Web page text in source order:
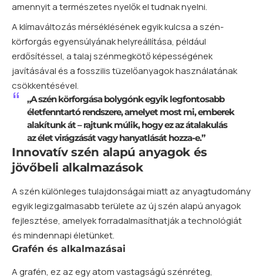
amennyit a természetes nyelők el tudnak nyelni.
A klímaváltozás mérséklésének egyik kulcsa a szén-
körforgás egyensúlyának helyreállítása, például
erdősítéssel, a talaj szénmegkötő képességének
javításával és a fosszilis tüzelőanyagok használatának
csökkentésével.
„A szén körforgása bolygónk egyik legfontosabb
életfenntartó rendszere, amelyet most mi, emberek
alakítunk át – rajtunk múlik, hogy ez az átalakulás
az élet virágzását vagy hanyatlását hozza-e.”
Innovatív szén alapú anyagok és
jövőbeli alkalmazások
A szén különleges tulajdonságai miatt az anyagtudomány
egyik legizgalmasabb területe az új szén alapú anyagok
fejlesztése, amelyek forradalmasíthatják a technológiát
és mindennapi életünket.
Grafén és alkalmazásai
A grafén, ez az egy atom vastagságú szénréteg,